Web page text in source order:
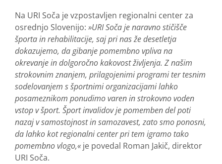
Na URI Soča je vzpostavljen regionalni center za
osrednjo Slovenijo: »URI Soča je naravno stičišče
športa in rehabilitacije, saj pri nas že desetletja
dokazujemo, da gibanje pomembno vpliva na
okrevanje in dolgoročno kakovost življenja. Z našim
strokovnim znanjem, prilagojenimi programi ter tesnim
sodelovanjem s športnimi organizacijami lahko
posameznikom ponudimo varen in strokovno voden
vstop v šport. Šport invalidov je pomemben del poti
nazaj v samostojnost in samozavest, zato smo ponosni,
da lahko kot regionalni center pri tem igramo tako
pomembno vlogo,« je povedal Roman Jakič, direktor
URI Soča.